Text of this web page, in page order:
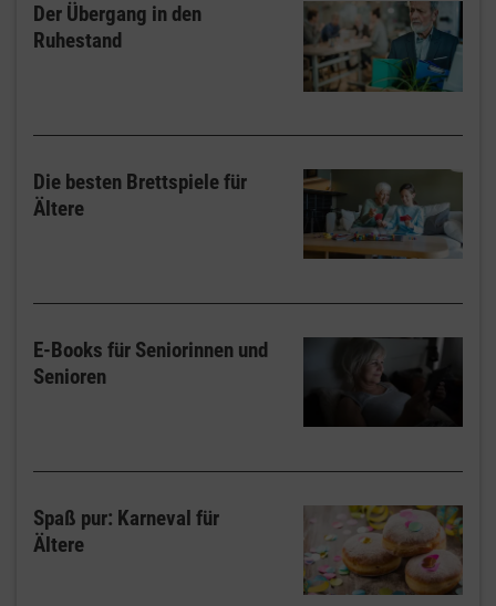
Der Übergang in den
Ruhestand
Die besten Brettspiele für
Ältere
E-Books für Seniorinnen und
Senioren
Spaß pur: Karneval für
Ältere